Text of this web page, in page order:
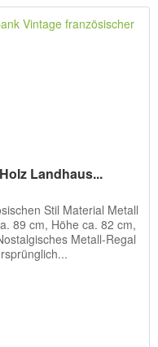
Landhaus...
Stil Material Metall
89 cm, Höhe ca. 82 cm,
Metall-Regal